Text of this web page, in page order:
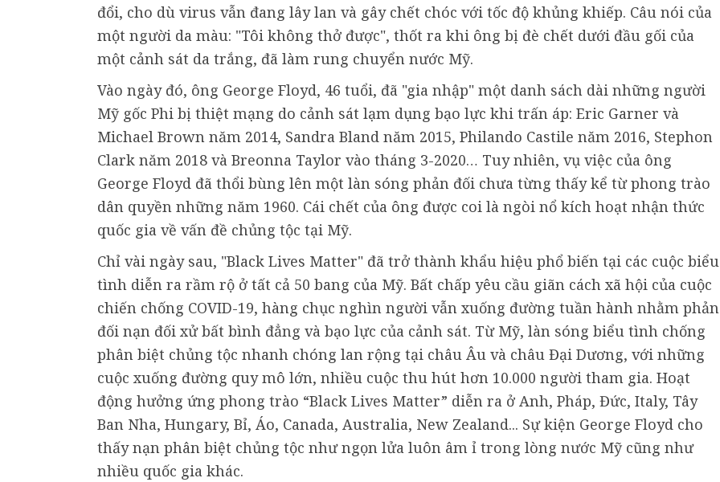
đổi, cho dù virus vẫn đang lây lan và gây chết chóc với tốc độ khủng khiếp. Câu nói của
một người da màu: "Tôi không thở được", thốt ra khi ông bị đè chết dưới đầu gối của
một cảnh sát da trắng, đã làm rung chuyển nước Mỹ.
Vào ngày đó, ông George Floyd, 46 tuổi, đã "gia nhập" một danh sách dài những người
Mỹ gốc Phi bị thiệt mạng do cảnh sát lạm dụng bạo lực khi trấn áp: Eric Garner và
Michael Brown năm 2014, Sandra Bland năm 2015, Philando Castile năm 2016, Stephon
Clark năm 2018 và Breonna Taylor vào tháng 3-2020… Tuy nhiên, vụ việc của ông
George Floyd đã thổi bùng lên một làn sóng phản đối chưa từng thấy kể từ phong trào
dân quyền những năm 1960. Cái chết của ông được coi là ngòi nổ kích hoạt nhận thức
quốc gia về vấn đề chủng tộc tại Mỹ.
Chỉ vài ngày sau, "Black Lives Matter" đã trở thành khẩu hiệu phổ biến tại các cuộc biểu
tình diễn ra rầm rộ ở tất cả 50 bang của Mỹ. Bất chấp yêu cầu giãn cách xã hội của cuộc
chiến chống COVID-19, hàng chục nghìn người vẫn xuống đường tuần hành nhằm phản
đối nạn đối xử bất bình đẳng và bạo lực của cảnh sát. Từ Mỹ, làn sóng biểu tình chống
phân biệt chủng tộc nhanh chóng lan rộng tại châu Âu và châu Đại Dương, với những
cuộc xuống đường quy mô lớn, nhiều cuộc thu hút hơn 10.000 người tham gia. Hoạt
động hưởng ứng phong trào “Black Lives Matter” diễn ra ở Anh, Pháp, Đức, Italy, Tây
Ban Nha, Hungary, Bỉ, Áo, Canada, Australia, New Zealand... Sự kiện George Floyd cho
thấy nạn phân biệt chủng tộc như ngọn lửa luôn âm ỉ trong lòng nước Mỹ cũng như
nhiều quốc gia khác.